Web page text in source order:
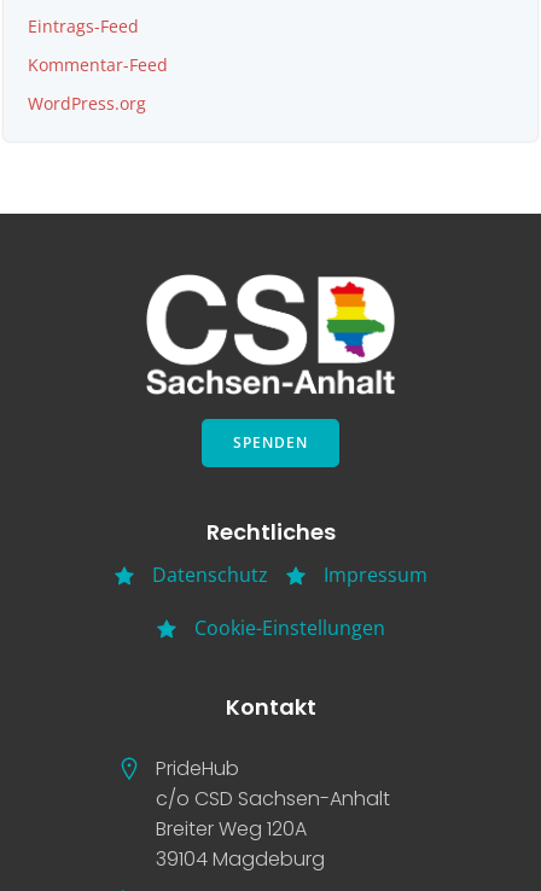
Eintrags-Feed
Kommentar-Feed
WordPress.org
SPENDEN
Kontakt
PrideHub
c/o CSD Sachsen-Anhalt
Breiter Weg 120A
39104 Magdeburg
Rechtliches
Datenschutz
Impressum
Cookie-Einstellungen